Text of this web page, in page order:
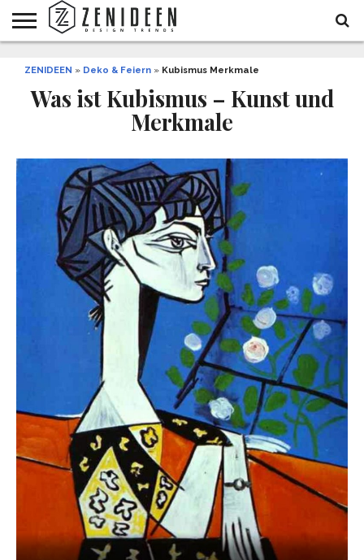
INNENDESIGN
ARCHITEKTUR
GARTEN
BALKON
LIFESTYLE
DEKO
FEIERN
DIY
STYLE
REZEPTE
GESUNDHEIT
WEIHNACHTEN
ZENIDEEN » Deko & Feiern » Kubismus Merkmale
Was ist Kubismus – Kunst und
Merkmale